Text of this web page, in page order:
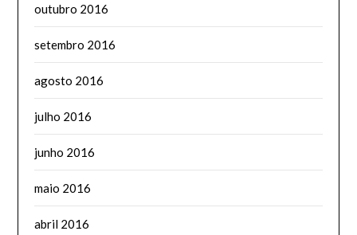
outubro 2016
setembro 2016
agosto 2016
julho 2016
junho 2016
maio 2016
abril 2016